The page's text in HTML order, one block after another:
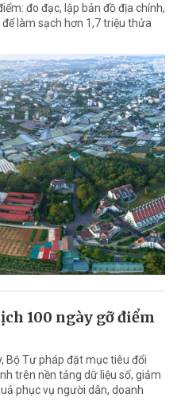
đo đạc, lập bản đồ địa chính,
làm sạch hơn 1,7 triệu thửa
100 ngày gỡ điểm
Bộ Tư pháp đặt mục tiêu đổi
trên nền tảng dữ liệu số, giảm
phục vụ người dân, doanh